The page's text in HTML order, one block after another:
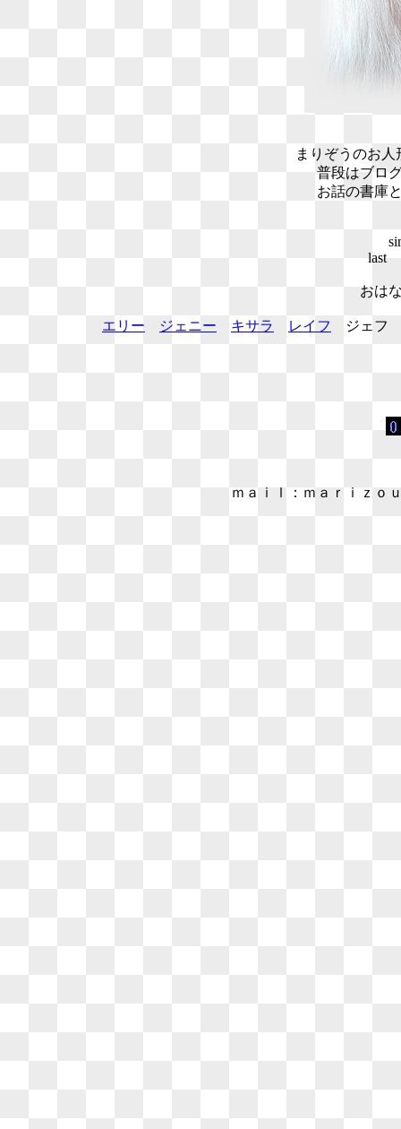
まりぞうのお
普段はブロ
お話の書庫
last
おは
エリー ジェニー キサラ レイフ ジェ
ｍａｉｌ：ｍａｒｉｚｏ